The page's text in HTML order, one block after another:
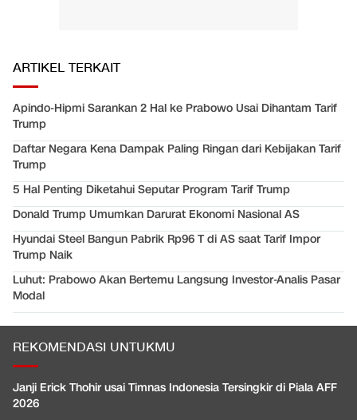
ARTIKEL TERKAIT
Apindo-Hipmi Sarankan 2 Hal ke Prabowo Usai Dihantam Tarif
Trump
Daftar Negara Kena Dampak Paling Ringan dari Kebijakan Tarif
Trump
5 Hal Penting Diketahui Seputar Program Tarif Trump
Donald Trump Umumkan Darurat Ekonomi Nasional AS
Hyundai Steel Bangun Pabrik Rp96 T di AS saat Tarif Impor
Trump Naik
Luhut: Prabowo Akan Bertemu Langsung Investor-Analis Pasar
Modal
REKOMENDASI UNTUKMU
Janji Erick Thohir usai Timnas Indonesia Tersingkir di Piala AFF
2026